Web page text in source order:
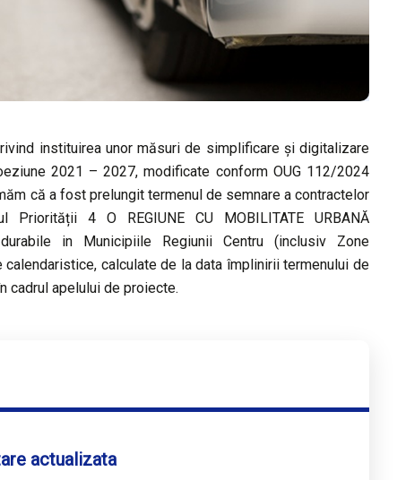
instituirea unor măsuri de simplificare şi digitalizare
2021 – 2027, modificate conform OUG 112/2024
că a fost prelungit termenul de semnare a contractelor
4 O REGIUNE CU MOBILITATE URBANĂ
in Municipiile Regiunii Centru (inclusiv Zone
calculate de la data împlinirii termenului de
cadrul apelului de proiecte.
actualizata